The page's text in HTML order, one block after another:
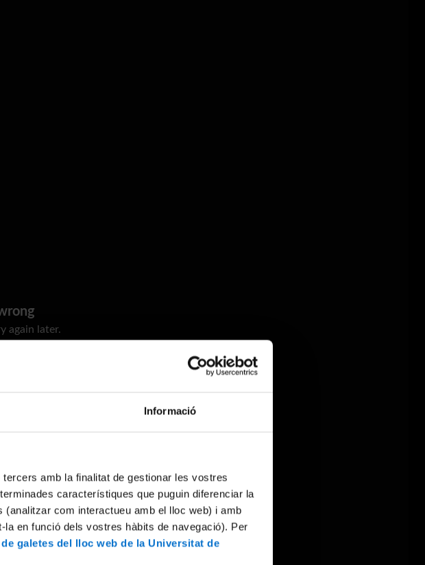
Informació
amb la finalitat de gestionar les vostres
característiques que puguin diferenciar la
com interactueu amb el lloc web) i amb
la en funció dels vostres hàbits de navegació). Per
galetes del lloc web de la Universitat de
again later.